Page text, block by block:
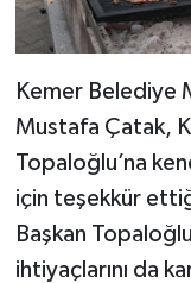
Kemer Belediye
Mustafa Çatak,
Topaloğlu’na
için teşekkür
Başkan
ihtiyaçlarını da